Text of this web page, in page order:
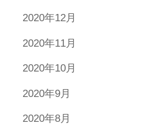
2020年12月
2020年11月
2020年10月
2020年9月
2020年8月